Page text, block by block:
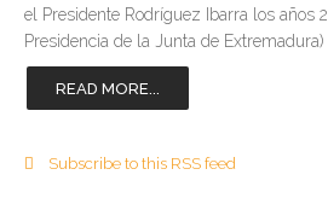
el Presidente Rodríguez Ibarra los años
Presidencia de la Junta de
READ MORE...
Subscribe to this RSS feed